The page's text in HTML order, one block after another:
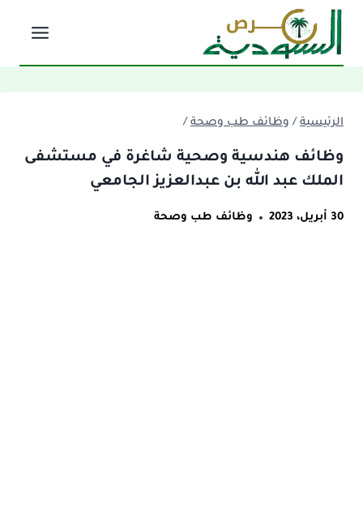
التجاوز
المحتوى
الرئيسية / وظائف طب وصحة /
وظائف هندسية وصحية شاغرة في مستشفى
الملك عبد الله بن عبدالعزيز الجامعي
30 أبريل، 2023 وظائف طب وصحة